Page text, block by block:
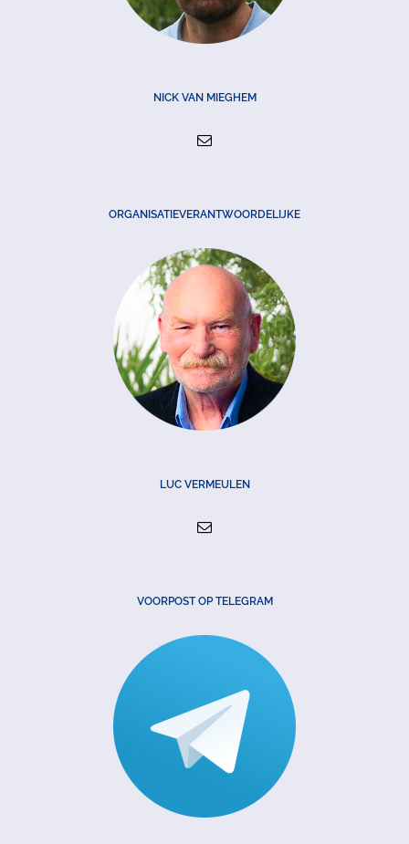
NICK VAN MIEGHEM
ORGANISATIEVERANTWOORDELIJKE
LUC VERMEULEN
VOORPOST OP TELEGRAM